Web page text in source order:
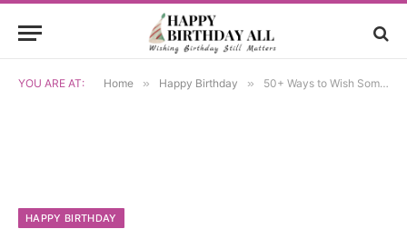
YOU ARE AT: Home » Happy Birthday » 50+ Ways to Wish Someone Happy Birthday in Thai
HAPPY BIRTHDAY